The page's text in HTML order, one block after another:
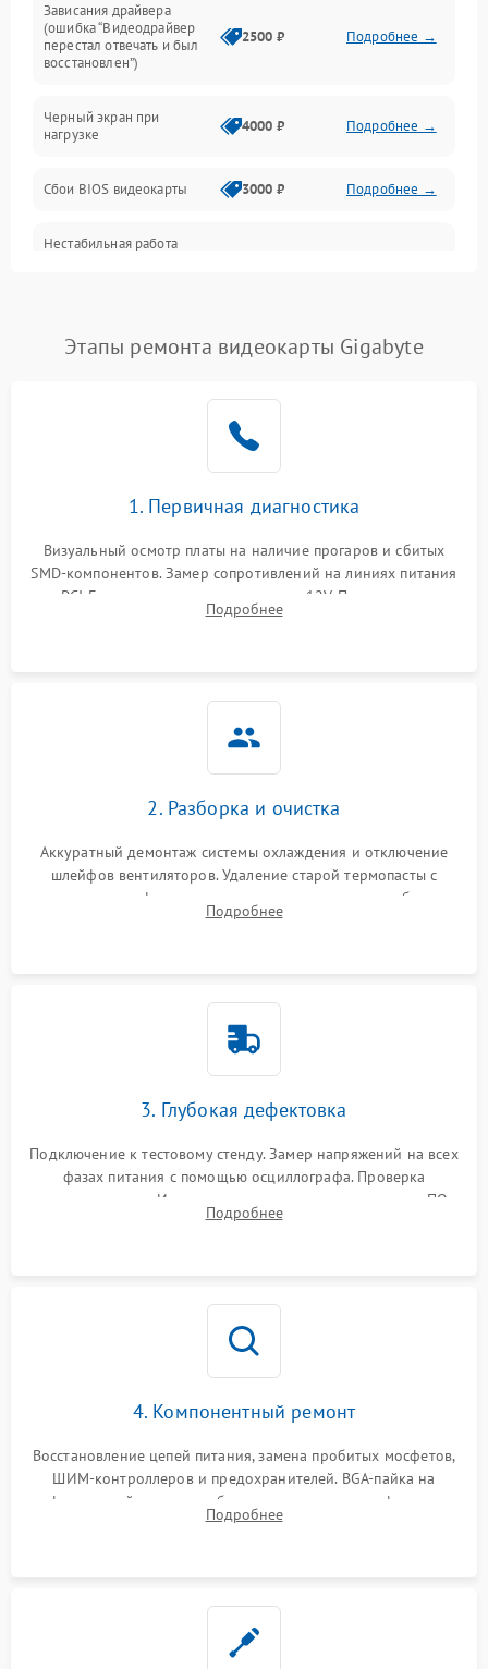
Интерфейсные и коммуникационные проблемы
Электропитание
ПО
Электронные компоненты
Общие поломки
Механические повреждения
Зависания драйвера
(ошибка “Видеодрайвер
перестал отвечать и был
восстановлен”)
2500 ₽ Подробнее →
Черный экран при
нагрузке
4000 ₽ Подробнее →
Сбои BIOS видеокарты 3000 ₽ Подробнее →
Нестабильная работа
Этапы ремонта видеокарты Gigabyte
1. Первичная диагностика
Визуальный осмотр платы на наличие прогаров и сбитых
SMD-компонентов. Замер сопротивлений на линиях питания
PCI-E и дополнительных разъемах 12V. Проверка на
короткое замыкание основных дросселей питания GPU и
Подробнее
2. Разборка и очистка
Аккуратный демонтаж системы охлаждения и отключение
шлейфов вентиляторов. Удаление старой термопасты с
кристалла графического чипа и термопрокладок с банок
памяти и зоны VRM. Очистка платы от пыли и окислов.
Подробнее
3. Глубокая дефектовка
Подключение к тестовому стенду. Замер напряжений на всех
фазах питания с помощью осциллографа. Проверка
инициализации. Использование специализированного ПО
MATS
Подробнее
4. Компонентный ремонт
Восстановление цепей питания, замена пробитых мосфетов,
ШИМ-контроллеров и предохранителей. BGA-пайка на
инфракрасной станции реболлинг или замена графического
чипа и дефектной памяти GDDR. Прошивка BIOS
Подробнее